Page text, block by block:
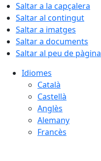
Saltar a la capçalera
Saltar al contingut
Saltar a imatges
Saltar a documents
Saltar al peu de pàgina
Idiomes
Català
Castellà
Anglès
Alemany
Francès